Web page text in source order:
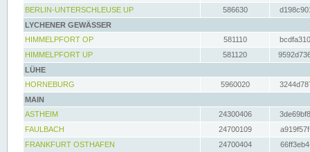
BERLIN-UNTERSCHLEUSE UP
586630
LYCHENER GEWÄSSER
HIMMELPFORT OP
581110
HIMMELPFORT UP
581120
LÜHE
HORNEBURG
5960020
MAIN
ASTHEIM
24300406
FAULBACH
24700109
FRANKFURT OSTHAFEN
24700404